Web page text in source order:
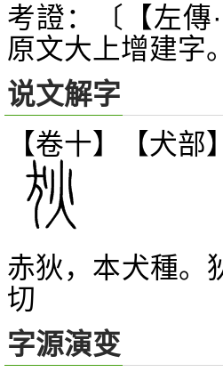
考證：〔【左
原文大上增建字。
说文解字
【卷十】【犬部】
赤狄，本犬種。
切
字源演变